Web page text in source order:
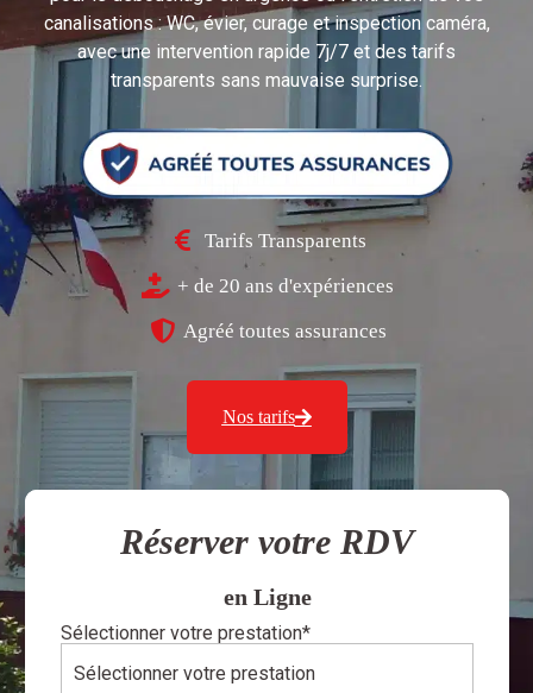
canalisations : WC, évier, curage et inspection caméra,
avec une intervention rapide 7j/7 et des tarifs
transparents sans mauvaise surprise.
Tarifs Transparents
+ de 20 ans d'expériences
Agréé toutes assurances
Nos tarifs
Réserver votre RDV
en Ligne
Sélectionner votre prestation*